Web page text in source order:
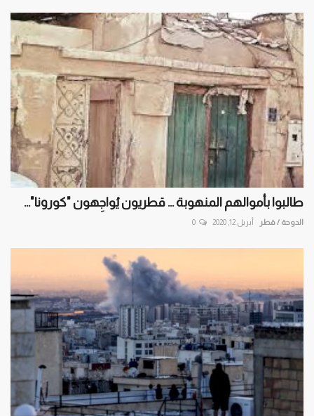
طالبوا بأموالهم المنهوبة ... قطريون يُواجِهون "كورونا"...
الدوحة / قطر أبريل 12, 2020 0